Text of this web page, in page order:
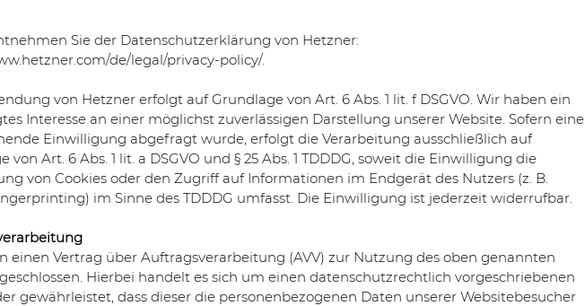
Sie der Datenschutzerklärung von Hetzner:
de/legal/privacy-policy/.
von Hetzner erfolgt auf Grundlage von Art. 6 Abs. 1 lit. f DSGVO. Wir haben ein
Interesse an einer möglichst zuverlässigen Darstellung unserer Website. Sofern eine
Einwilligung abgefragt wurde, erfolgt die Verarbeitung ausschließlich auf
von Art. 6 Abs. 1 lit. a DSGVO und § 25 Abs. 1 TDDDG, soweit die Einwilligung die
von Cookies oder den Zugriff auf Informationen im Endgerät des Nutzers (z. B.
im Sinne des TDDDG umfasst. Die Einwilligung ist jederzeit widerrufbar.
einen Vertrag über Auftragsverarbeitung (AVV) zur Nutzung des oben genannten
Hierbei handelt es sich um einen datenschutzrechtlich vorgeschriebenen
gewährleistet, dass dieser die personenbezogenen Daten unserer Websitebesucher